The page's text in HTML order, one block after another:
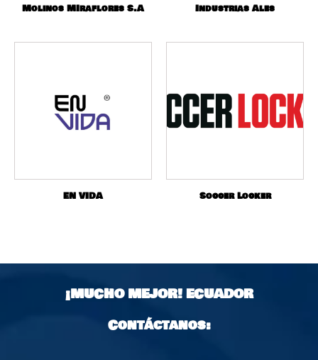
Molinos MIraflores S.A Industrias Ales
EN VIDA Soccer Locker
¡MUCHO MEJOR!ECUADOR
Contáctanos: